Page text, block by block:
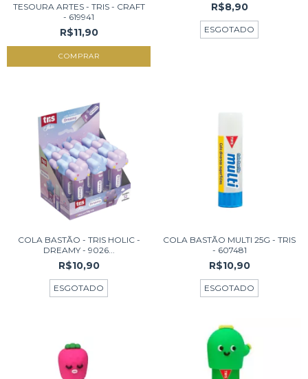
TESOURA ARTES - TRIS - CRAFT
- 619941
R$11,90
R$8,90
ESGOTADO
COLA BASTÃO - TRIS HOLIC -
DREAMY - 9026...
R$10,90
ESGOTADO
COLA BASTÃO MULTI 25G - TRIS
- 607481
R$10,90
ESGOTADO